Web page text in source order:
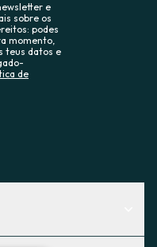
e
sobre os
podes
momento,
teus datos e
de